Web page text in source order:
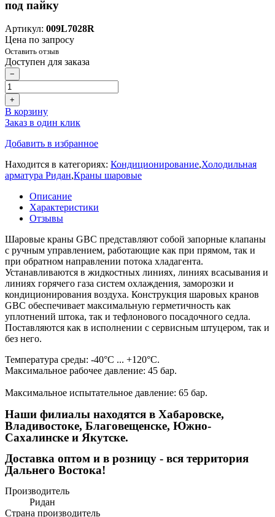
под пайку
Артикул: 009L7028R
Цена по запросу
Оставить отзыв
Доступен для заказа
−
+
В корзину
Заказ в один клик
Добавить в избранное
Находится в категориях: Кондиционирование,Холодильная
арматура Ридан,Краны шаровые
Описание
Характеристики
Отзывы
Шаровые краны GBC представляют собой запорные клапаны
с ручным управлением, работающие как при прямом, так и
при обратном направлении потока хладагента.
Устанавливаются в жидкостных линиях, линиях всасывания и
линиях горячего газа систем охлаждения, заморозки и
кондиционирования воздуха. Конструкция шаровых кранов
GBC обеспечивает максимальную герметичность как
уплотнений штока, так и тефлонового посадочного седла.
Поставляются как в исполнении с сервисным штуцером, так и
без него.
Температура среды: -40°C ... +120°C.
Максимальное рабочее давление: 45 бар.
Максимальное испытательное давление: 65 бар.
Наши филиалы находятся в Хабаровске,
Владивостоке, Благовещенске, Южно-
Сахалинске и Якутске.
Доставка оптом и в розницу - вся территория
Дальнего Востока!
Производитель
Ридан
Страна производитель